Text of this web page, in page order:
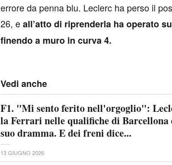
errore da penna blu. Leclerc ha perso il
26, eall’atto di riprenderla ha operato
finendo a muro in curva 4.
Vedi anche
F1. "Mi sento ferito nell'orgoglio":
la Ferrari nelle qualifiche di Barcellona
suo dramma. E dei freni dice...
13 GIUGNO 2026